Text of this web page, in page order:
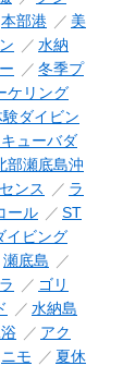
本部港
美
水納
冬季プ
ケリング
ダイビン
キューバダ
部瀬底島沖
ンス
ラ
ール
ST
イビング
瀬底島
ゴリ
水納島
アク
ニモ
夏休